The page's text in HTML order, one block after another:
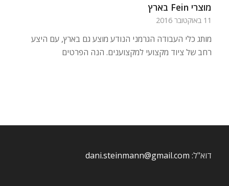
מוצרי Fein בארץ
11 באוקטובר 2016
מותג כלי העבודה הגרמני הנודע מוצע גם בארץ, עם היצע
רחב של ציוד מקצועי למקצוענים. הנה הפרטים
דוא"ל: dani.steinmann@gmail.com